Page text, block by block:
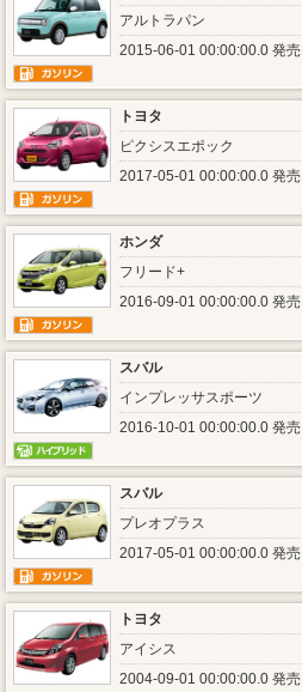
アルトラパン
2015-06-01 00:00:00.0 発売
トヨタ
ピクシスエポック
2017-05-01 00:00:00.0 発売
ホンダ
フリード+
2016-09-01 00:00:00.0 発売
スバル
インプレッサスポーツ
2016-10-01 00:00:00.0 発売
スバル
プレオプラス
2017-05-01 00:00:00.0 発売
トヨタ
アイシス
2004-09-01 00:00:00.0 発売